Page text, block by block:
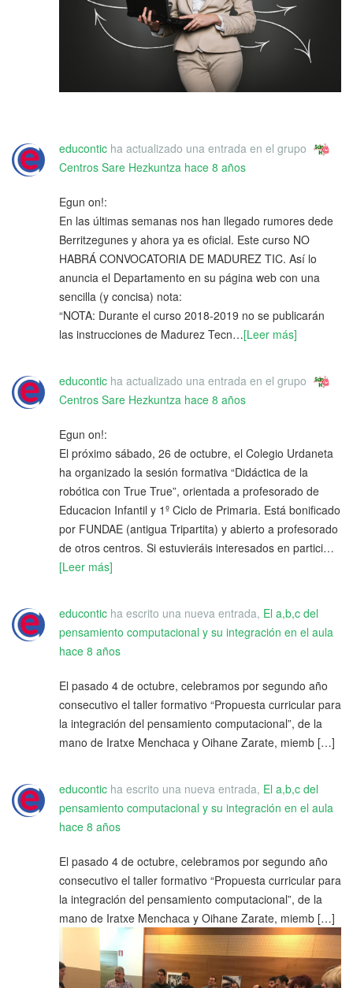
educontic ha actualizado una entrada en el grupo
Centros Sare Hezkuntza hace 8 años
Egun on!:
En las últimas semanas nos han llegado rumores dede
Berritzegunes y ahora ya es oficial. Este curso NO
HABRÁ CONVOCATORIA DE MADUREZ TIC. Así lo
anuncia el Departamento en su página web con una
sencilla (y concisa) nota:
“NOTA: Durante el curso 2018-2019 no se publicarán
las instrucciones de Madurez Tecn…[Leer más]
educontic ha actualizado una entrada en el grupo
Centros Sare Hezkuntza hace 8 años
Egun on!:
El próximo sábado, 26 de octubre, el Colegio Urdaneta
ha organizado la sesión formativa “Didáctica de la
robótica con True True”, orientada a profesorado de
Educacion Infantil y 1º Ciclo de Primaria. Está bonificado
por FUNDAE (antigua Tripartita) y abierto a profesorado
de otros centros. Si estuvieráis interesados en partici…
[Leer más]
educontic ha escrito una nueva entrada, El a,b,c del
pensamiento computacional y su integración en el aula
hace 8 años
El pasado 4 de octubre, celebramos por segundo año
consecutivo el taller formativo “Propuesta curricular para
la integración del pensamiento computacional”, de la
mano de Iratxe Menchaca y Oihane Zarate, miemb […]
educontic ha escrito una nueva entrada, El a,b,c del
pensamiento computacional y su integración en el aula
hace 8 años
El pasado 4 de octubre, celebramos por segundo año
consecutivo el taller formativo “Propuesta curricular para
la integración del pensamiento computacional”, de la
mano de Iratxe Menchaca y Oihane Zarate, miemb […]